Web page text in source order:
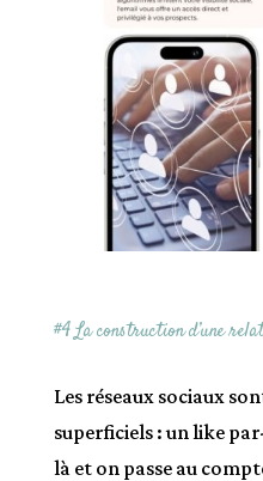
#4 La construction d’une
Les réseaux sociaux
superficiels : un like
là et on passe au